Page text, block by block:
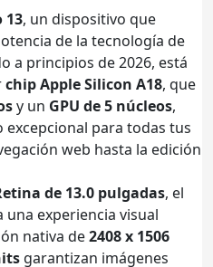
13, un dispositivo que
de la tecnología de
a principios de 2026, está
chip Apple Silicon A18, que
y un GPU de 5 núcleos,
para todas tus
web hasta la edición
de 13.0 pulgadas, el
experiencia visual
nativa de2408 x 1506
garantizan imágenes